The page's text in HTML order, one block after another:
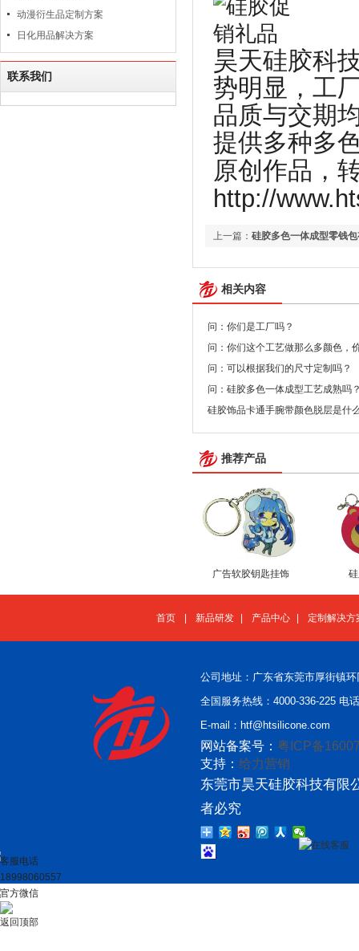
动漫衍生品定制方案
日化用品解决方案
联系我们
昊天硅胶科
势明显，工
品质与交期
提供多种多
原创作品，
http://
上一篇： 硅胶多色一体成型零钱
相关内容
问：你们是工厂吗？
问：你们这个工艺做那么多颜色，
问：可以根据我们的尺寸定制吗？
问：硅胶多色一体成型工艺成熟吗
硅胶饰品卡通手腕带颜色脱层是什
推荐产品
广告软胶钥匙挂饰
首页 新品研发 产品中心 定制解决方
公司地址：广东省东莞市厚街镇
全国服务热线：4000-336-225 电
E-mail：htf@htsilicone.com
网站备案号： 粤ICP备
支持： 给力营销
东莞市昊天硅胶科技有限
者必究
在线客服
客服电话
18998060557
官方微信
返回顶部